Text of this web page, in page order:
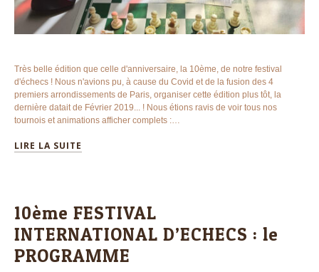
Très belle édition que celle d'anniversaire, la 10ème, de notre festival
d'échecs ! Nous n'avions pu, à cause du Covid et de la fusion des 4
premiers arrondissements de Paris, organiser cette édition plus tôt, la
dernière datait de Février 2019... ! Nous étions ravis de voir tous nos
tournois et animations afficher complets :…
LIRE LA SUITE
10ème FESTIVAL
INTERNATIONAL D’ECHECS : le
PROGRAMME